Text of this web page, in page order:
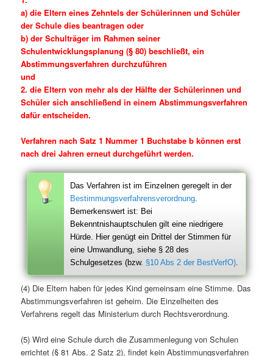
a) die Eltern eines Zehntels der Schülerinnen und Schüler
der Schule dies beantragen oder
b) der Schulträger im Rahmen seiner
Schulentwicklungsplanung (§ 80) beschließt, ein
Abstimmungsverfahren durchzuführen
und
2. die Eltern von mehr als der Hälfte der Schülerinnen und
Schüler sich anschließend in einem Abstimmungsverfahren
dafür entscheiden.
Verfahren nach Satz 1 Nummer 1 Buchstabe b können erst
nach drei Jahren erneut durchgeführt werden.
Das Verfahren ist im Einzelnen geregelt in der
Bestimmungsverfahrensverordnung.
Bemerkenswert ist: Bei
Bekenntnishauptschulen gilt eine niedrigere
Hürde. Hier genügt ein Drittel der Stimmen für
eine Umwandlung, siehe § 28 des
Schulgesetzes (bzw. §10 Abs 2 der BestVerfO).
(4) Die Eltern haben für jedes Kind gemeinsam eine Stimme. Das
Abstimmungsverfahren ist geheim. Die Einzelheiten des
Verfahrens regelt das Ministerium durch Rechtsverordnung.
(5) Wird eine Schule durch die Zusammenlegung von Schulen
errichtet (§ 81 Abs. 2 Satz 2), findet kein Abstimmungsverfahren